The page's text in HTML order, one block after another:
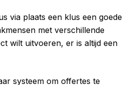
via plaats een klus een goede
met verschillende
wilt uitvoeren, er is altijd een
systeem om offertes te